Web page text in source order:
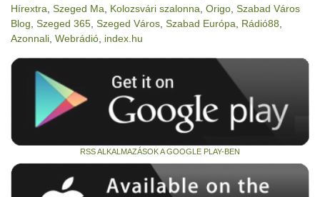
Hírextra Szeged Ma Kolozsvári szalonna Origo Szabad Város
Blog Szeged 365 Szeged Város Szabad Európa Rádió88
Azonnali Webrádió index.hu
RSS ALKALMAZÁSOK A GOOGLE PLAY-BEN